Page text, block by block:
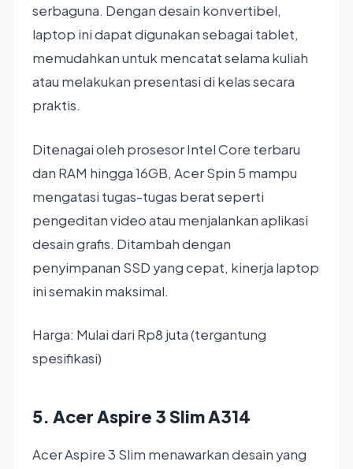
serbaguna. Dengan desain konvertibel,
laptop ini dapat digunakan sebagai tablet,
memudahkan untuk mencatat selama kuliah
atau melakukan presentasi di kelas secara
praktis.
Ditenagai oleh prosesor Intel Core terbaru
dan RAM hingga 16GB, Acer Spin 5 mampu
mengatasi tugas-tugas berat seperti
pengeditan video atau menjalankan aplikasi
desain grafis. Ditambah dengan
penyimpanan SSD yang cepat, kinerja laptop
ini semakin maksimal.
Harga: Mulai dari Rp8 juta (tergantung
spesifikasi)
5. Acer Aspire 3 Slim A314
Acer Aspire 3 Slim menawarkan desain yang